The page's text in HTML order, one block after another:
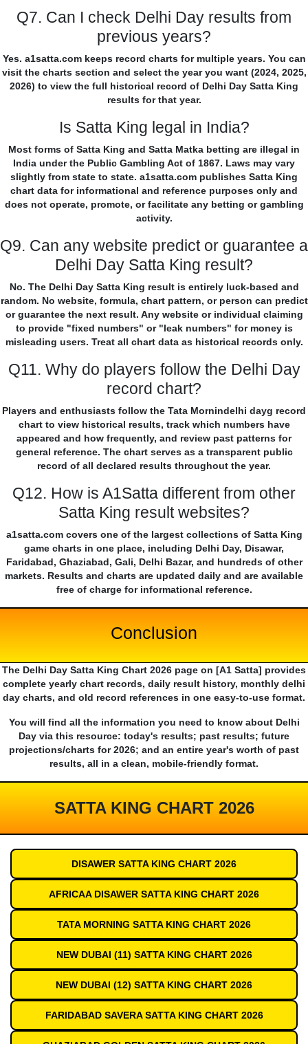
Q7. Can I check Delhi Day results from
previous years?
Yes. a1satta.com keeps record charts for multiple years. You can
visit the charts section and select the year you want (2024, 2025,
2026) to view the full historical record of Delhi Day Satta King
results for that year.
Is Satta King legal in India?
Most forms of Satta King and Satta Matka betting are illegal in
India under the Public Gambling Act of 1867. Laws may vary
slightly from state to state. a1satta.com publishes Satta King
chart data for informational and reference purposes only and
does not operate, promote, or facilitate any betting or gambling
activity.
Q9. Can any website predict or guarantee a
Delhi Day Satta King result?
No. The Delhi Day Satta King result is entirely luck-based and
random. No website, formula, chart pattern, or person can predict
or guarantee the next result. Any website or individual claiming
to provide "fixed numbers" or "leak numbers" for money is
misleading users. Treat all chart data as historical records only.
Q11. Why do players follow the Delhi Day
record chart?
Players and enthusiasts follow the Tata Mornindelhi dayg record
chart to view historical results, track which numbers have
appeared and how frequently, and review past patterns for
general reference. The chart serves as a transparent public
record of all declared results throughout the year.
Q12. How is A1Satta different from other
Satta King result websites?
a1satta.com covers one of the largest collections of Satta King
game charts in one place, including Delhi Day, Disawar,
Faridabad, Ghaziabad, Gali, Delhi Bazar, and hundreds of other
markets. Results and charts are updated daily and are available
free of charge for informational reference.
Conclusion
The Delhi Day Satta King Chart 2026 page on [A1 Satta] provides
complete yearly chart records, daily result history, monthly delhi
day charts, and old record references in one easy-to-use format.
You will find all the information you need to know about Delhi
Day via this resource: today's results; past results; future
projections/charts for 2026; and an entire year's worth of past
results, all in a clean, mobile-friendly format.
SATTA KING CHART 2026
DISAWER SATTA KING CHART 2026
AFRICAA DISAWER SATTA KING CHART 2026
TATA MORNING SATTA KING CHART 2026
NEW DUBAI (11) SATTA KING CHART 2026
NEW DUBAI (12) SATTA KING CHART 2026
FARIDABAD SAVERA SATTA KING CHART 2026